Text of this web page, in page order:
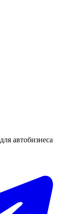
автобизнеса